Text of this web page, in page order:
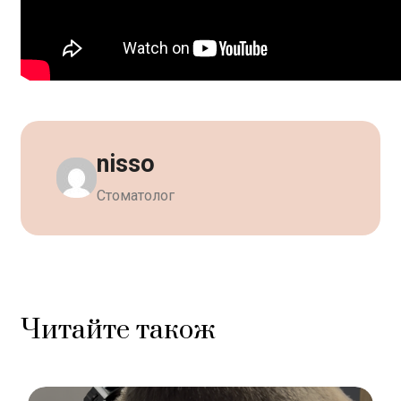
nisso
Стоматолог
Читайте також